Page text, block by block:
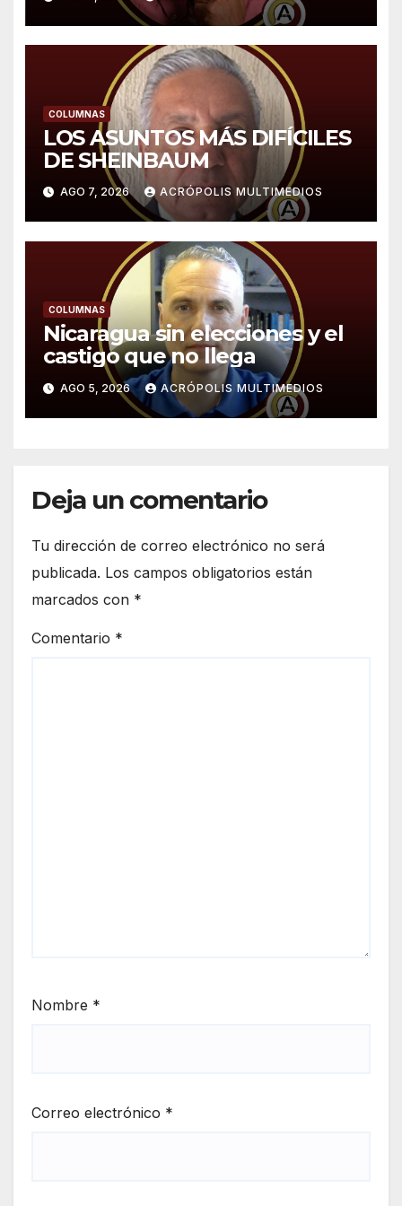
expone Sergio Sarmiento
COLUMNAS
LOS ASUNTOS MÁS DIFÍCILES
DE SHEINBAUM
AGO 7, 2026 ACRÓPOLIS MULTIMEDIOS
COLUMNAS
Nicaragua sin elecciones y el
castigo que no llega
AGO 5, 2026 ACRÓPOLIS MULTIMEDIOS
Deja un comentario
Tu dirección de correo electrónico no será
publicada. Los campos obligatorios están
marcados con *
Comentario *
Nombre *
Correo electrónico *